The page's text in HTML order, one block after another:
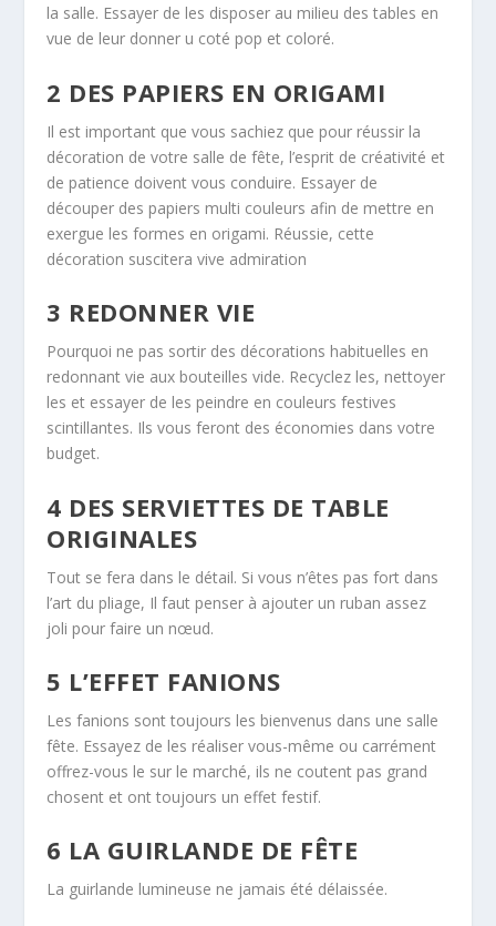
la salle. Essayer de les disposer au milieu des tables en
vue de leur donner u coté pop et coloré.
2 DES PAPIERS EN ORIGAMI
Il est important que vous sachiez que pour réussir la
décoration de votre salle de fête, l’esprit de créativité et
de patience doivent vous conduire. Essayer de
découper des papiers multi couleurs afin de mettre en
exergue les formes en origami. Réussie, cette
décoration suscitera vive admiration
3 REDONNER VIE
Pourquoi ne pas sortir des décorations habituelles en
redonnant vie aux bouteilles vide. Recyclez les, nettoyer
les et essayer de les peindre en couleurs festives
scintillantes. Ils vous feront des économies dans votre
budget.
4 DES SERVIETTES DE TABLE
ORIGINALES
Tout se fera dans le détail. Si vous n’êtes pas fort dans
l’art du pliage, Il faut penser à ajouter un ruban assez
joli pour faire un nœud.
5 L’EFFET FANIONS
Les fanions sont toujours les bienvenus dans une salle
fête. Essayez de les réaliser vous-même ou carrément
offrez-vous le sur le marché, ils ne coutent pas grand
chosent et ont toujours un effet festif.
6 LA GUIRLANDE DE FÊTE
La guirlande lumineuse ne jamais été délaissée.